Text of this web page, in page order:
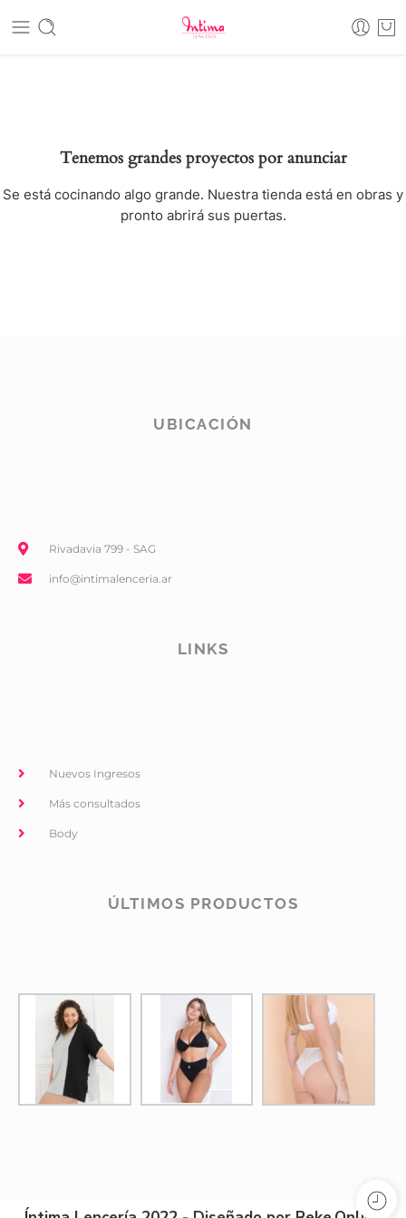
Tenemos grandes proyectos por anunciar
Se está cocinando algo grande. Nuestra tienda está en obras y
pronto abrirá sus puertas.
UBICACIÓN
Rivadavia 799 - SAG
info@intimalenceria.ar
LINKS
Nuevos Ingresos
Más consultados
Body
ÚLTIMOS PRODUCTOS